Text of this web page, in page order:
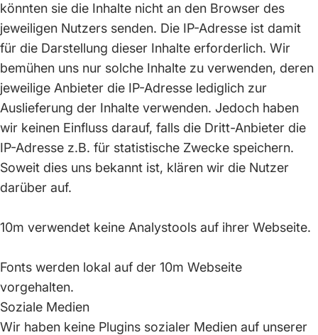
könnten sie die Inhalte nicht an den Browser des
jeweiligen Nutzers senden. Die IP-Adresse ist damit
für die Darstellung dieser Inhalte erforderlich. Wir
bemühen uns nur solche Inhalte zu verwenden, deren
jeweilige Anbieter die IP-Adresse lediglich zur
Auslieferung der Inhalte verwenden. Jedoch haben
wir keinen Einfluss darauf, falls die Dritt-Anbieter die
IP-Adresse z.B. für statistische Zwecke speichern.
Soweit dies uns bekannt ist, klären wir die Nutzer
darüber auf.
10m verwendet keine Analystools auf ihrer Webseite.
Fonts werden lokal auf der 10m Webseite
vorgehalten.
Soziale Medien
Wir haben keine Plugins sozialer Medien auf unserer